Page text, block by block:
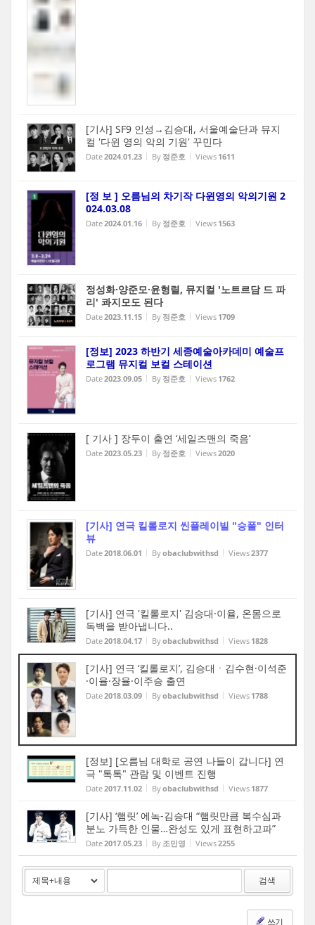
[기사] SF9 인성→김승대, 서울예술단과 뮤지
컬 '다윈 영의 악의 기원' 꾸민다
Date2024.01.23 By 정준호 Views 1611
[정 보 ] 오름님의 차기작 다윈영의 악의기원 2
024.03.08
Date2024.01.16 By 정준호 Views 1563
정성화·양준모·윤형렬, 뮤지컬 '노트르담 드 파
리' 콰지모도 된다
Date2023.11.15 By 정준호 Views 1709
[정보] 2023 하반기 세종예술아카데미 예술프
로그램 뮤지컬 보컬 스테이션
Date2023.09.05 By 정준호 Views 1762
[ 기사 ] 장두이 출연 ‘세일즈맨의 죽음’
Date2023.05.23 By 정준호 Views2020
[기사] 연극 킬롤로지 씬플레이빌 "승폴" 인터
뷰
Date2018.06.01 Byobaclubwithsd Views2377
[기사] 연극 '킬롤로지' 김승대·이율, 온몸으로
독백을 받아냅니다..
Date2018.04.17 Byobaclubwithsd Views 1828
[기사] 연극 ‘킬롤로지’, 김승대ㆍ김수현·이석준
·이율·장율·이주승 출연
Date2018.03.09 Byobaclubwithsd Views 1788
[정보] [오름님 대학로 공연 나들이 갑니다] 연
극 "톡톡" 관람 및 이벤트 진행
Date2017.11.02 Byobaclubwithsd Views 1877
[기사] ‘햄릿’ 에녹-김승대 “햄릿만큼 복수심과
분노 가득한 인물…완성도 있게 표현하고파”
Date2017.05.23 By 조민영 Views2255
검색
쓰기